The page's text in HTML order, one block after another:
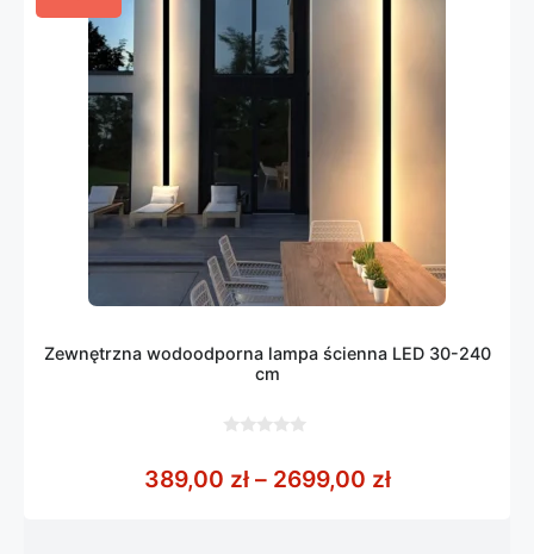
Zewnętrzna wodoodporna lampa ścienna LED 30-240
cm
5
389,00 zł – 2699,00 złZakres cen: